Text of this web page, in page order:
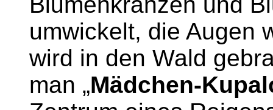
umwickelt, die Augen
wird in den Wald
man „Mädchen-